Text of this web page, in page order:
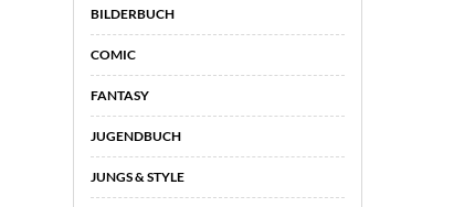
BILDERBUCH
COMIC
FANTASY
JUGENDBUCH
JUNGS & STYLE